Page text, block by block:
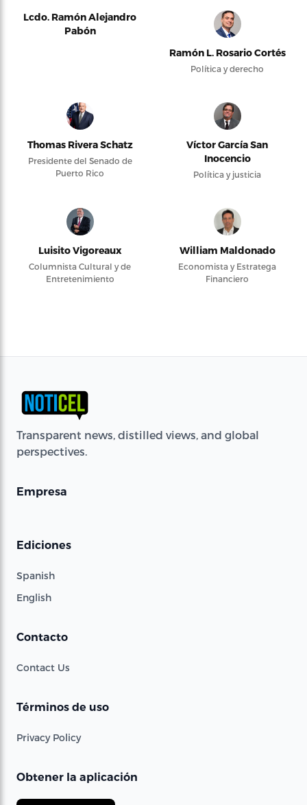
Lcdo. Ramón Alejandro
Pabón
Ramón L. Rosario Cortés
Política y derecho
Thomas Rivera Schatz
Presidente del Senado de
Puerto Rico
Víctor García San
Inocencio
Política y justicia
Luisito Vigoreaux
Columnista Cultural y de
Entretenimiento
William Maldonado
Economista y Estratega
Financiero
Transparent news, distilled views, and global
perspectives.
Empresa
Ediciones
Spanish
English
Contacto
Contact Us
Términos de uso
Privacy Policy
Obtener la aplicación